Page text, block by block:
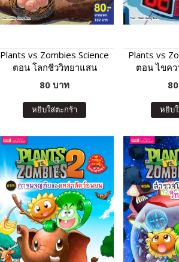
Plants vs Zombies Science
ตอน โลกชีววิทยาแสน
มหัศจรรย์
80 บาท
หยิบใส่ตะกร้า
Plants vs
ตอน ไขคว
อั
หยิบ